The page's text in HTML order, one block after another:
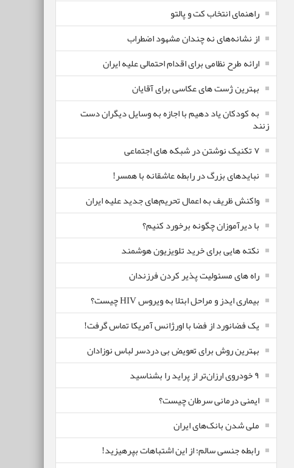
راهنمای انتخاب کت و پالتو
از نشانه‌های نه چندان مشهود اضطراب
ارائه طرح نظامی برای اقدام احتمالی علیه ایران
بهترین ژست های عکاسی برای آقایان
به کودکان یاد دهیم با اجازه به وسایل دیگران دست
زنند
۷ تکنیک نوشتن در شبکه های اجتماعی
نبایدهای بزرگ در رابطه عاشقانه با همسر!
واکنش ظریف به اعمال تحریم‌های جدید علیه ایران
با دیرآموزان چگونه برخورد کنیم؟
نکته هایی برای خرید تلویزیون هوشمند
راه های مسئولیت پذیر کردن فرزندان
بیماری ایدز و مراحل ابتلا به ویروس HIV چیست؟
یک فضانورد از فضا با اورژانس آمریکا تماس گرفت!
بهترین روش برای تعویض بی دردسر لباس نوزادان
٩ خودروی ارزان‌تر از پراید را بشناسید
ایمنی درمانی سرطان چیست؟
ملی شدن بانک‌های ایران
رابطه جنسی سالم؛ از این اشتباهات بپرهیزید!